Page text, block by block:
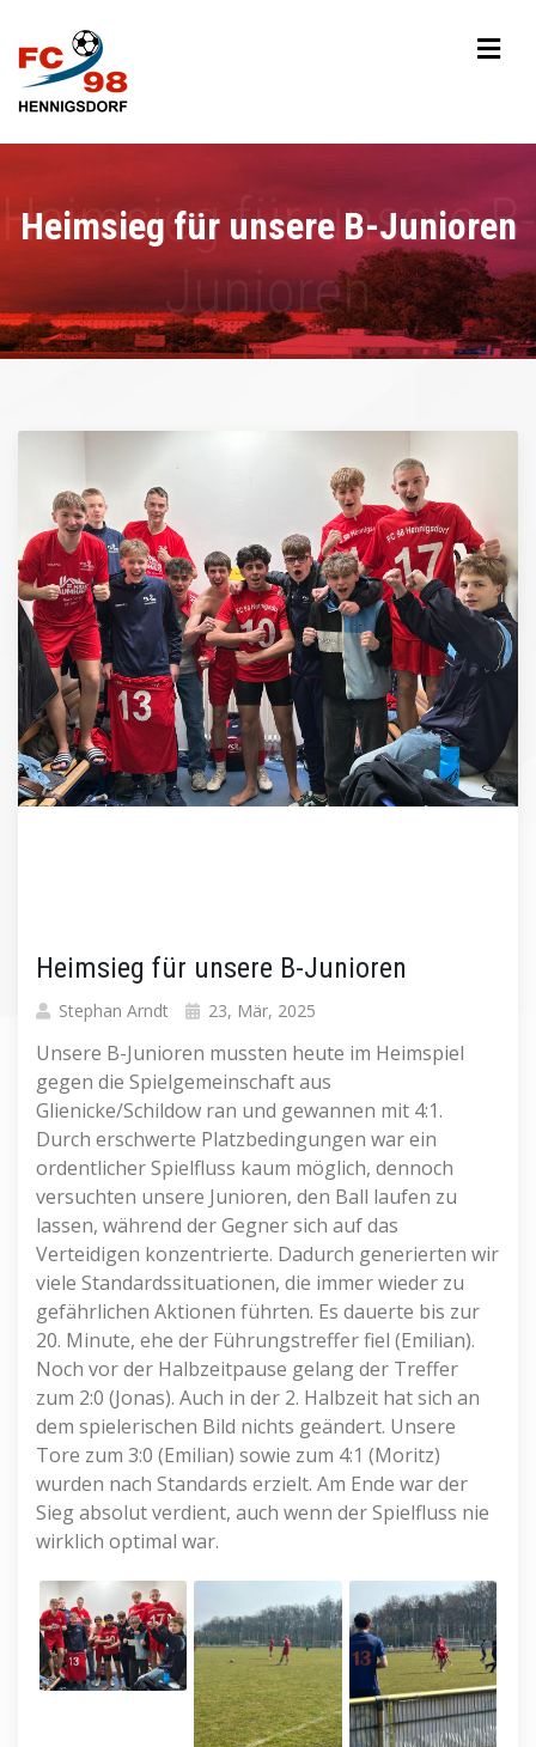
Heimsieg für unsere B-Junioren
Heimsieg für unsere B-Junioren
Stephan Arndt 23, Mär, 2025
Unsere B-Junioren mussten heute im Heimspiel
gegen die Spielgemeinschaft aus
Glienicke/Schildow ran und gewannen mit 4:1.
Durch erschwerte Platzbedingungen war ein
ordentlicher Spielfluss kaum möglich, dennoch
versuchten unsere Junioren, den Ball laufen zu
lassen, während der Gegner sich auf das
Verteidigen konzentrierte. Dadurch generierten wir
viele Standardssituationen, die immer wieder zu
gefährlichen Aktionen führten. Es dauerte bis zur
20. Minute, ehe der Führungstreffer fiel (Emilian).
Noch vor der Halbzeitpause gelang der Treffer
zum 2:0 (Jonas️). Auch in der 2. Halbzeit hat sich an
dem spielerischen Bild nichts geändert. Unsere
Tore zum 3:0 (Emilian️) sowie zum 4:1 (Moritz️)
wurden nach Standards erzielt. Am Ende war der
Sieg absolut verdient, auch wenn der Spielfluss nie
wirklich optimal war.